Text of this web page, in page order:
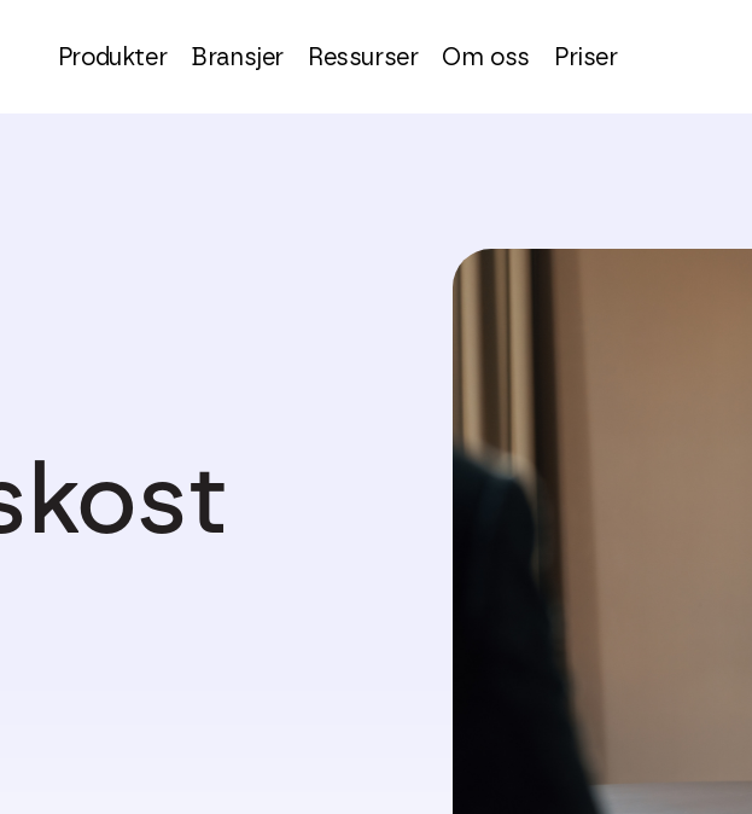
Produkter Bransjer Ressurser Om oss Priser